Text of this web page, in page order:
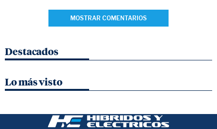
MOSTRAR COMENTARIOS
Destacados
Lo más visto